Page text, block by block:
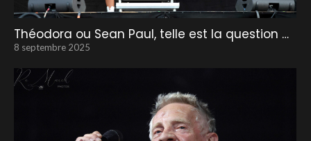
Théodora ou Sean Paul, telle est la question …
8 septembre 2025